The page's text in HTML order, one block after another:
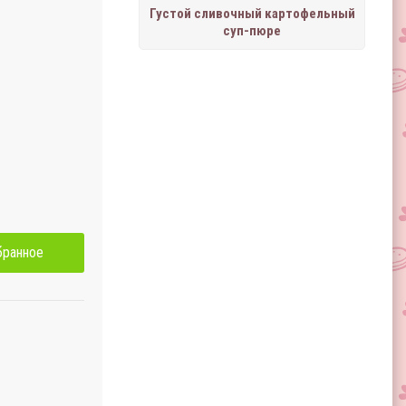
Густой сливочный картофельный
суп-пюре